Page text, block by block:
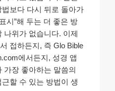
보다 다시 뒤로 돌아가
시”해 두는 더 좋은 방
나위가 없습니다. 이제
접하든지, 즉 Glo Bible
에서든지, 성경 앱
가장 좋아하는 말씀의
할 수 있는 방법이 생